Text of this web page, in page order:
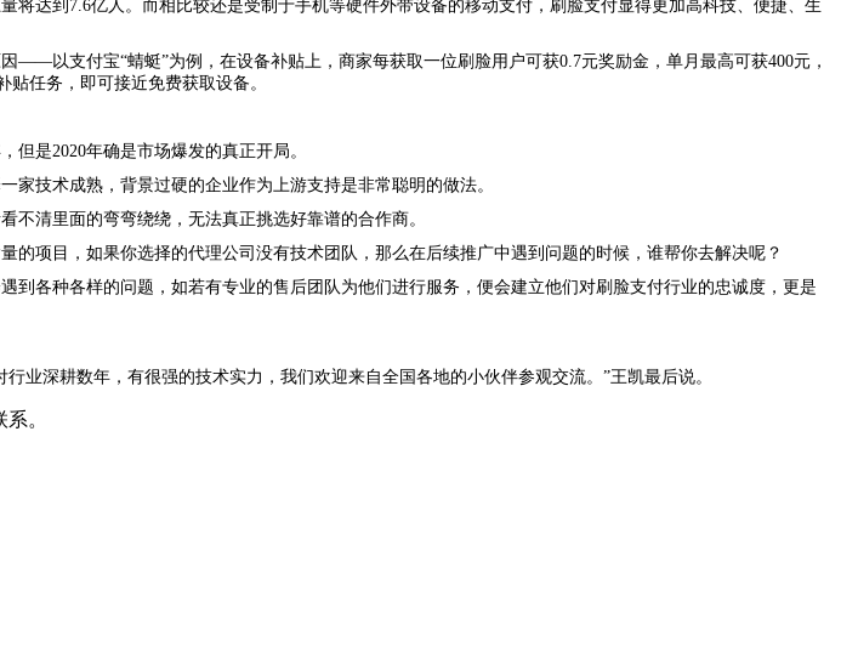
达到7.6亿人。而相比较还是受制于手机等硬件外带设备的移动支付，刷脸支付显得更加高科技、便捷、生
以支付宝“蜻蜓”为例，在设备补贴上，商家每获取一位刷脸用户可获0.7元奖励金，单月最高可获400元，
任务，即可接近免费获取设备。
但是2020年确是市场爆发的真正开局。
技术成熟，背景过硬的企业作为上游支持是非常聪明的做法。
不清里面的弯弯绕绕，无法真正挑选好靠谱的合作商。
项目，如果你选择的代理公司没有技术团队，那么在后续推广中遇到问题的时候，谁帮你去解决呢？
各种各样的问题，如若有专业的售后团队为他们进行服务，便会建立他们对刷脸支付行业的忠诚度，更是
业深耕数年，有很强的技术实力，我们欢迎来自全国各地的小伙伴参观交流。”王凯最后说。
。